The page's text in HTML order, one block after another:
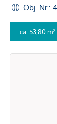
Obj. Nr.:
ca. 53,80